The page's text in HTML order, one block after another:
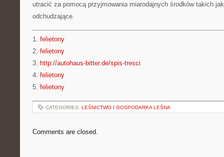
utracić za pomocą przyjmowania miarodajnych środków takich
odchudzające.
1. felietony
2. felietony
3. http://autohaus-bitter.de/spis-tresci
4. felietony
5. felietony
CATEGORIES: LEŚNICTWO I GOSPODARKA LEŚNA
Comments are closed.